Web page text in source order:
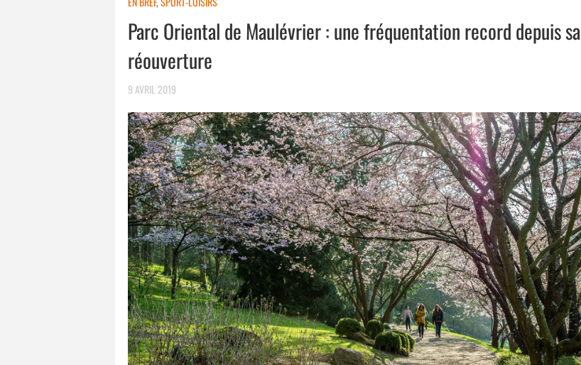
Parc Oriental de Maulévrier : une fréquentation record depuis sa
réouverture
9 AVRIL 2019